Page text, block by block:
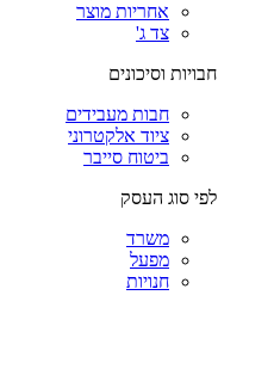
אחריות מוצר
צד ג'
חבויות וסיכונים
חבות מעבידים
ציוד אלקטרוני
ביטוח סייבר
לפי סוג העסק
משרד
מפעל
חנויות